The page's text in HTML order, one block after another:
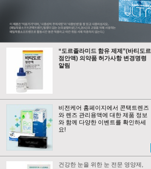
“도르졸라미드 함유 제제”(바티도르
점안액) 의약품 허가사항 변경명령
알림
비전케어 홈페이지에서 콘택트렌즈
와 렌즈 관리용액에 대한 제품 정보
와 함께 다양한 이벤트를 확인하세
요!
건강한 눈을 위한 눈 전문 영양제,